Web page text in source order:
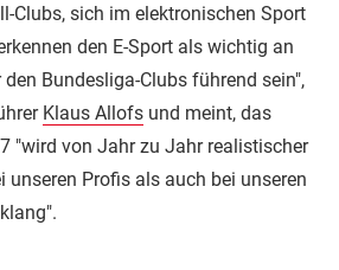
Clubs, sich im elektronischen Sport
den E-Sport als wichtig an
Bundesliga-Clubs führend sein",
Klaus Allofs und meint, das
"wird von Jahr zu Jahr realistischer
unseren Profis als auch bei unseren